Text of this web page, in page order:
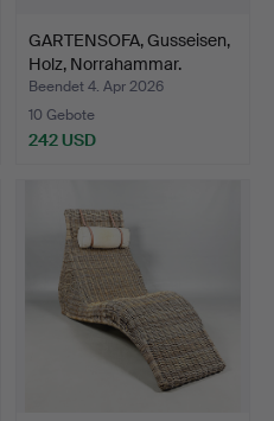
GARTENSOFA, Gusseisen,
Holz, Norrahammar.
Beendet 4. Apr 2026
10 Gebote
242 USD